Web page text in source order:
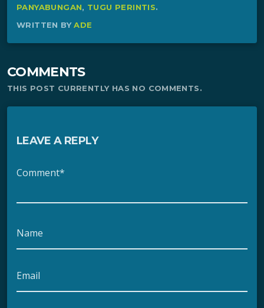
PANYABUNGAN, TUGU PERINTIS.
WRITTEN BYADE
COMMENTS
THIS POST CURRENTLY HAS NO COMMENTS.
LEAVE A REPLY
Comment*
Name
Email